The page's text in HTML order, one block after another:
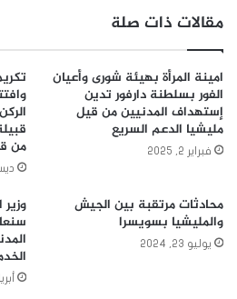
مقالات ذات صلة
امينة المرأة بهيئة شورى وأعيان
الفور بسلطنة دارفور تدين
إستهداف المدنيين من قيل
مليشيا الدعم السريع
فبراير 2, 2025
من
محادثات مرتقبة بين الجيش
والمليشيا بسويسرا
يوليو 23, 2024
وزير
أبريل